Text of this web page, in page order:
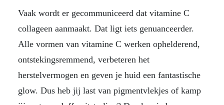
Vaak wordt er gecommuniceerd dat vitamine C
collageen aanmaakt. Dat ligt iets genuanceerder.
Alle vormen van vitamine C werken ophelderend,
ontstekingsremmend, verbeteren het
herstelvermogen en geven je huid een fantastische
glow. Dus heb jij last van pigmentvlekjes of kamp